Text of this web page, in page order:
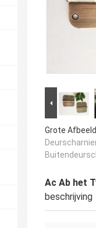
Grote
Ac Ab het
beschrijving